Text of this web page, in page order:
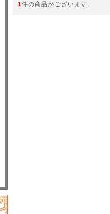
1件の商品がございます。